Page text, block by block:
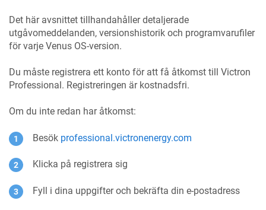
Det här avsnittet tillhandahåller detaljerade
utgåvomeddelanden, versionshistorik och programvarufiler
för varje Venus OS-version.
Du måste registrera ett konto för att få åtkomst till Victron
Professional. Registreringen är kostnadsfri.
Om du inte redan har åtkomst:
Besök professional.victronenergy.com
Klicka på registrera sig
Fyll i dina uppgifter och bekräfta din e-postadress